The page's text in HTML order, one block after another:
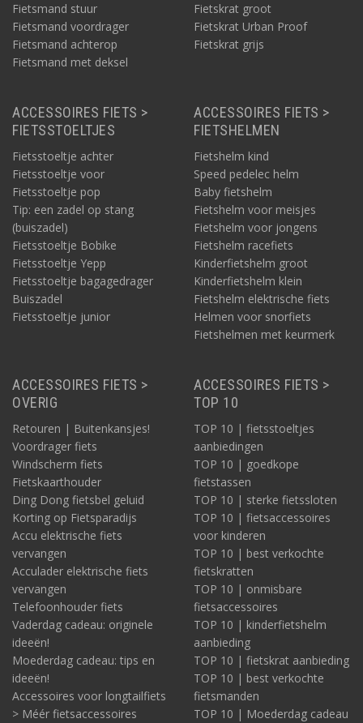
Fietsmand stuur
Fietsmand voordrager
Fietsmand achterop
Fietsmand met deksel
Fietskrat groot
Fietskrat Urban Proof
Fietskrat grijs
ACCESSOIRES FIETS >
FIETSSTOELTJES
Fietsstoeltje achter
Fietsstoeltje voor
Fietsstoeltje pop
Tip: een zadel op stang
(buiszadel)
Fietsstoeltje Bobike
Fietsstoeltje Yepp
Fietsstoeltje bagagedrager
Buiszadel
Fietsstoeltje junior
ACCESSOIRES FIETS >
FIETSHELMEN
Fietshelm kind
Speed pedelec helm
Baby fietshelm
Fietshelm voor meisjes
Fietshelm voor jongens
Fietshelm racefiets
Kinderfietshelm groot
Kinderfietshelm klein
Fietshelm elektrische fiets
Helmen voor snorfiets
Fietshelmen met keurmerk
ACCESSOIRES FIETS >
OVERIG
Retouren | Buitenkansjes!
Voordrager fiets
Windscherm fiets
Fietskaarthouder
Ding Dong fietsbel geluid
Korting op Fietsparadijs
Accu elektrische fiets
vervangen
Acculader elektrische fiets
vervangen
Telefoonhouder fiets
Vaderdag cadeau: originele
ideeën!
Moederdag cadeau: tips en
ideeën!
Accessoires voor longtailfiets
> Méér fietsaccessoires
ACCESSOIRES FIETS >
TOP 10
TOP 10 | fietsstoeltjes
aanbiedingen
TOP 10 | goedkope
fietstassen
TOP 10 | sterke fietssloten
TOP 10 | fietsaccessoires
voor kinderen
TOP 10 | best verkochte
fietskratten
TOP 10 | onmisbare
fietsaccessoires
TOP 10 | kinderfietshelm
aanbieding
TOP 10 | fietskrat aanbieding
TOP 10 | best verkochte
fietsmanden
TOP 10 | Moederdag cadeau